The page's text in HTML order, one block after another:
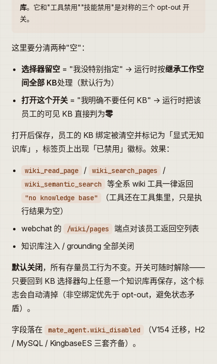
库。它和"工具禁用""技能禁用"是对称的三个 opt-out 开
关。
这里要分清两种"空"：
选择器留空= "我没特别指定" → 运行时按继承工作空
间全部 KB处理（默认行为）
打开这个开关= "我明确不要任何 KB" → 运行时把该
员工的可见 KB 直接判为零
打开后保存，员工的 KB 绑定被清空并标记为「显式无知
识库」，标签页上出现「已禁用」徽标。效果：
wiki_read_page / wiki_search_pages /
wiki_semantic_search 等全系 wiki 工具一律返回
"no knowledge base"
（工具还在工具集里，只是执
行结果为空）
webchat 的
/wiki/pages
端点对该员工返回空列表
知识库注入 / grounding 全部关闭
默认关闭 ，所有存量员工行为不变。开关可随时解除——
只要回到 KB 选择器勾上任意一个知识库再保存，这个标
志会自动清掉（非空绑定优先于 opt-out，避免状态矛
盾）。
字段落在 mate_agent.wiki_disabled
（V154 迁移，H2
/ MySQL / KingbaseES 三套齐备）。